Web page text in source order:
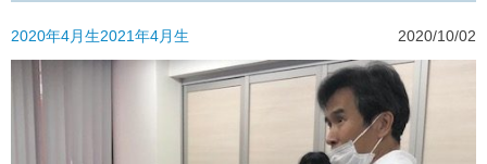
2020年4月生2021年4月生 2020/10/02